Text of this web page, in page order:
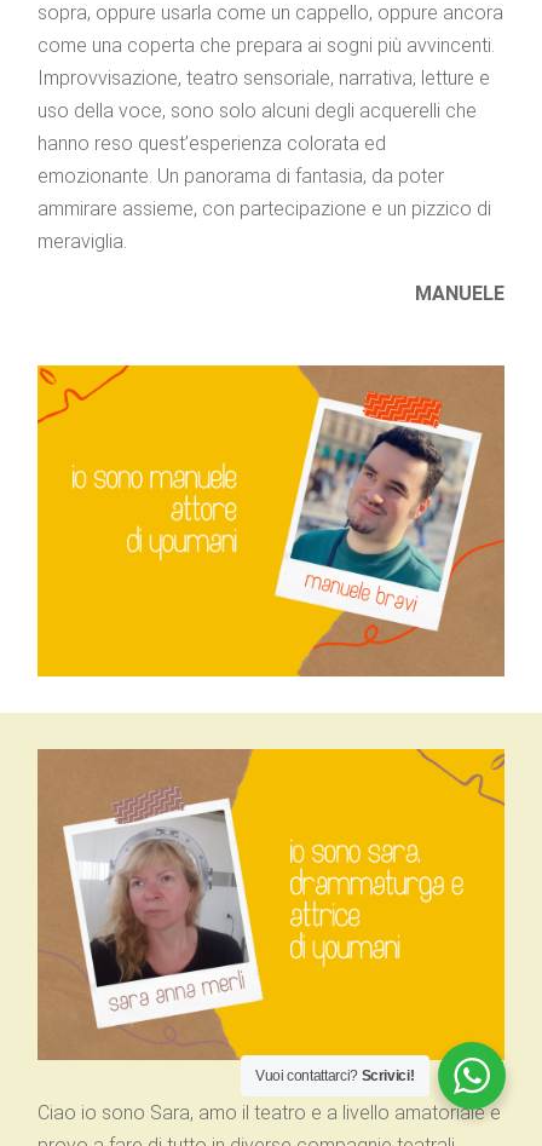
sopra, oppure usarla come un cappello, oppure ancora
come una coperta che prepara ai sogni più avvincenti.
Improvvisazione, teatro sensoriale, narrativa, letture e
uso della voce, sono solo alcuni degli acquerelli che
hanno reso quest’esperienza colorata ed
emozionante. Un panorama di fantasia, da poter
ammirare assieme, con partecipazione e un pizzico di
meraviglia.
MANUELE
Ciao io sono Sara, amo il teatro e a livello amatoriale e
Vuoi contattarci? Scrivici!